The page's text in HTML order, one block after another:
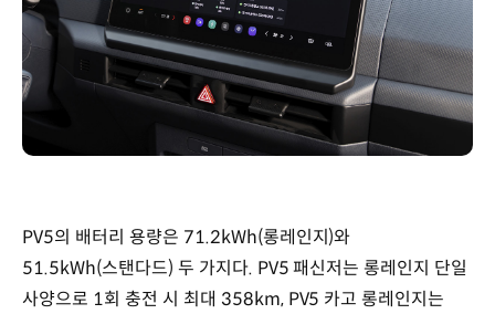
PV5의 배터리 용량은 71.2kWh(롱레인지)와
51.5kWh(스탠다드) 두 가지다. PV5 패신저는 롱레인지 단일
사양으로 1회 충전 시 최대 358km, PV5 카고 롱레인지는